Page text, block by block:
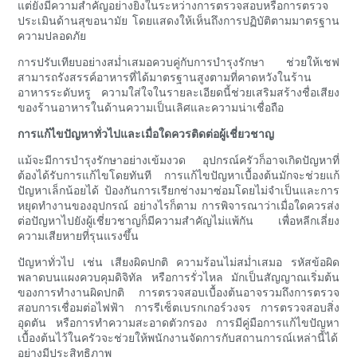
แต่ยังมีความสำคัญอย่างยิ่งในระหว่างการตรวจสอบหรือการตรวจ
ประเมินด้านสุขอนามัย โดยแสดงให้เห็นถึงการปฏิบัติตามมาตรฐาน
ความปลอดภัย
การปรับเทียบอย่างสม่ำเสมอควบคู่กับการบำรุงรักษา ช่วยให้เชฟ
สามารถรังสรรค์อาหารที่ได้มาตรฐานสูงตามที่คาดหวังในร้าน
อาหารระดับหรู ความใส่ใจในรายละเอียดนี้ช่วยเสริมสร้างชื่อเสียง
ของร้านอาหารในด้านความเป็นเลิศและความน่าเชื่อถือ
การแก้ไขปัญหาทั่วไปและเมื่อใดควรติดต่อผู้เชี่ยวชาญ
แม้จะมีการบำรุงรักษาอย่างเข้มงวด อุปกรณ์ครัวก็อาจเกิดปัญหาที่
ต้องได้รับการแก้ไขโดยทันที การแก้ไขปัญหาเบื้องต้นมักจะช่วยแก้
ปัญหาเล็กน้อยได้ ป้องกันการเรียกช่างมาซ่อมโดยไม่จำเป็นและการ
หยุดทำงานของอุปกรณ์ อย่างไรก็ตาม การพิจารณาว่าเมื่อใดควรส่ง
ต่อปัญหาไปยังผู้เชี่ยวชาญก็มีความสำคัญไม่แพ้กัน เพื่อหลีกเลี่ยง
ความเสียหายที่รุนแรงขึ้น
ปัญหาทั่วไป เช่น เสียงผิดปกติ ความร้อนไม่สม่ำเสมอ รหัสข้อผิด
พลาดบนแผงควบคุมดิจิทัล หรือการรั่วไหล มักเป็นสัญญาณเริ่มต้น
ของการทำงานผิดปกติ การตรวจสอบเบื้องต้นอาจรวมถึงการตรวจ
สอบการเชื่อมต่อไฟฟ้า การรีเซ็ตเบรกเกอร์วงจร การตรวจสอบสิ่ง
อุดตัน หรือการทำความสะอาดตัวกรอง การมีคู่มือการแก้ไขปัญหา
เบื้องต้นไว้ในครัวจะช่วยให้พนักงานจัดการกับสถานการณ์เหล่านี้ได้
อย่างมีประสิทธิภาพ